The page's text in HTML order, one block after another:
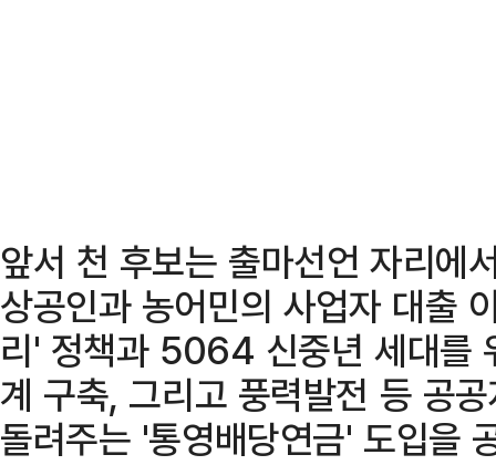
앞서 천 후보는 출마선언 자리에
상공인과 농어민의 사업자 대출
리' 정책과 5064 신중년 세대를
계 구축, 그리고 풍력발전 등 공
돌려주는 '통영배당연금' 도입을